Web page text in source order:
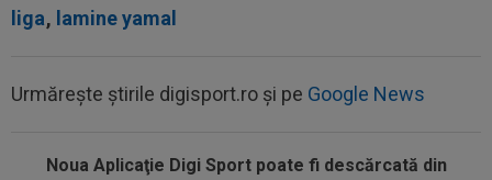
liga, lamine yamal
Urmărește știrile digisport.ro și pe Google News
Noua Aplicaţie Digi Sport poate fi descărcată din